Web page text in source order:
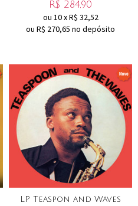
R$ 284,90
ou 10xR$ 32,52
ou R$ 270,65 no depósito
LP Teaspon and Waves